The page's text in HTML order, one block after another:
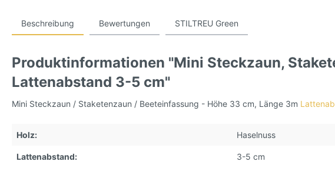
Beschreibung Bewertungen STILTREU Green
Produktinformationen "Mini Steckzaun,
Lattenabstand 3-5 cm"
Mini Steckzaun / Staketenzaun / Beeteinfassung - Höhe 33 cm, Länge 3m
Holz: Haselnuss
Lattenabstand: 3-5 cm